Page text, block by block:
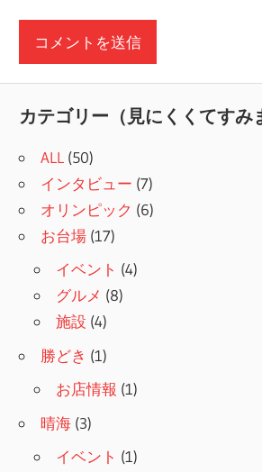
カテゴリー（見にくくてすみ
ALL (50)
インタビュー (7)
オリンピック (6)
お台場 (17)
イベント (4)
グルメ (8)
施設 (4)
勝どき (1)
お店情報 (1)
晴海 (3)
イベント (1)